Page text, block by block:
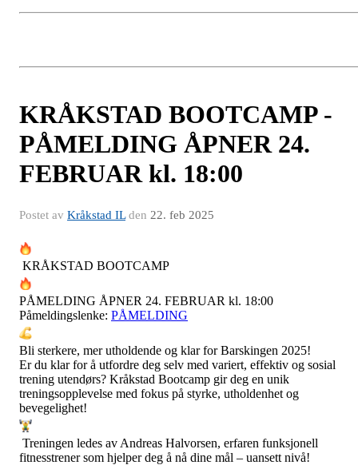
KRÅKSTAD BOOTCAMP -
PÅMELDING ÅPNER 24.
FEBRUAR kl. 18:00
Postet av Kråkstad ILden 22. feb 2025
KRÅKSTAD BOOTCAMP
PÅMELDING ÅPNER 24. FEBRUAR kl. 18:00
Påmeldingslenke: PÅMELDING
Bli sterkere, mer utholdende og klar for Barskingen 2025!
Er du klar for å utfordre deg selv med variert, effektiv og sosial
trening utendørs? Kråkstad Bootcamp gir deg en unik
treningsopplevelse med fokus på styrke, utholdenhet og
bevegelighet!
Treningen ledes av Andreas Halvorsen, erfaren funksjonell
fitnesstrener som hjelper deg å nå dine mål – uansett nivå!